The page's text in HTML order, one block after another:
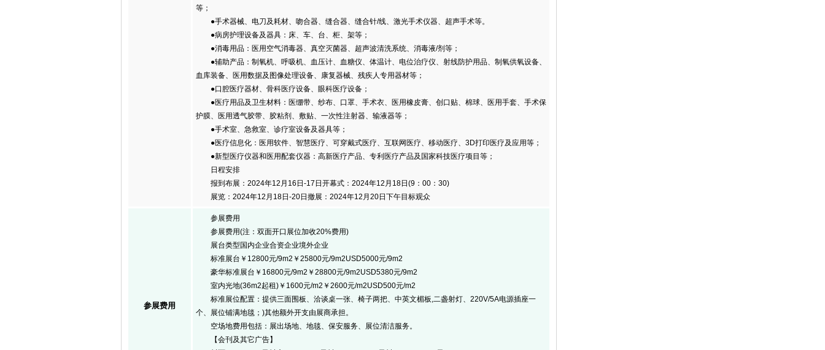
等；
●手术器械、电刀及耗材、吻合器、缝合器、缝合针/线、激光手术仪器、超声手术等。
●病房护理设备及器具：床、车、台、柜、架等；
●消毒用品：医用空气消毒器、真空灭菌器、超声波清洗系统、消毒液/剂等；
●辅助产品：制氧机、呼吸机、血压计、血糖仪、体温计、电位治疗仪、射线防护用品、制氧供氧设备、
血库装备、医用数据及图像处理设备、康复器械、残疾人专用器材等；
●口腔医疗器材、骨科医疗设备、眼科医疗设备；
●医疗用品及卫生材料：医绷带、纱布、口罩、手术衣、医用橡皮膏、创口贴、棉球、医用手套、手术保
护膜、医用透气胶带、胶粘剂、敷贴、一次性注射器、输液器等；
●手术室、急救室、诊疗室设备及器具等；
●医疗信息化：医用软件、智慧医疗、可穿戴式医疗、互联网医疗、移动医疗、3D打印医疗及应用等；
●新型医疗仪器和医用配套仪器：高新医疗产品、专利医疗产品及国家科技医疗项目等；
日程安排
报到布展：2024年12月16日-17日开幕式：2024年12月18日(9：00：30)
展览：2024年12月18日-20日撤展：2024年12月20日下午目标观众
参展费用
参展费用
参展费用(注：双面开口展位加收20%费用)
展台类型国内企业合资企业境外企业
标准展台￥12800元/9m2￥25800元/9m2USD5000元/9m2
豪华标准展台￥16800元/9m2￥28800元/9m2USD5380元/9m2
室内光地(36m2起租)￥1600元/m2￥2600元/m2USD500元/m2
标准展位配置：提供三面围板、洽谈桌一张、椅子两把、中英文楣板,二盏射灯、220V/5A电源插座一
个、展位铺满地毯；)其他额外开支由展商承担。
空场地费用包括：展出场地、地毯、保安服务、展位清洁服务。
【会刊及其它广告】